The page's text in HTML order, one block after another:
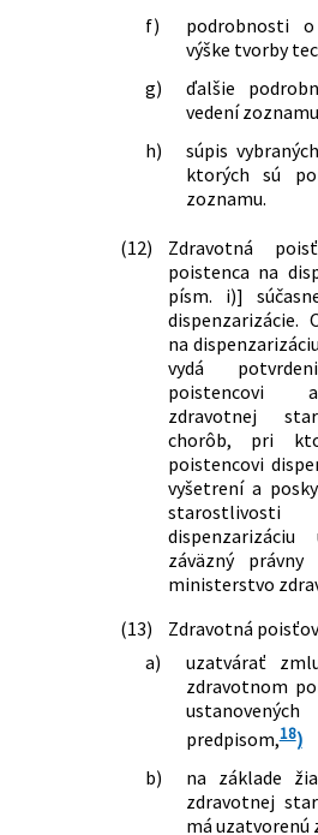
dopĺňajú
Zákon, ktorým
č. 362/2011 Z.
a doplnení
neskorších
menia a
spoločností a
doplnení
530/2023 Z. z.
Zákon,
niektoré
zlepšením
Zákon, ktorým
č. 575/2001 Z.
vlády a
správy v znení
ktorým sa
zákony
175/2024 Z. z.
Zákon, ktorým
č. 581/2004 Z.
poisťovniach,
niektorých
predpisov a
zákon č. 358/
inštitúte pre
zdravotníctve
niektorých
predpisov
Zákon, ktorým
f)
podrobnosti
výške tvorby
g)
ďalšie
vedení
h)
súpis
ktorých sú
zoznamu.
(12)
Zdravotná
poistenca na
písm. i)]
dispenzarizácie.
na
vydá
poistencovi
zdravotnej
chorôb, pri
poistencovi
vyšetrení a
dispenzarizáciu
záväzný
ministerstvo
(13)
Zdravotná
a)
uzatvárať
zdravotnom
predpisom,18)
b)
na základe
zdravotnej
má uzatvorenú